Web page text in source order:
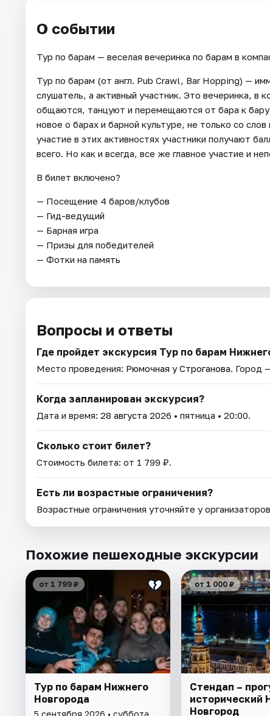
О событии
Тур по барам — веселая вечеринка по барам в
Тур по барам (от англ. Pub Crawl, Bar Hopping) —
слушатель, а активный участник. Это вечеринка, в
общаются, танцуют и перемещаются от бара к
новое о барах и барной культуре, не только со
участие в этих активностях участники получают
всего. Но как и всегда, все же главное участие и
В билет включено?
— Посещение 4 баров/клубов
— Гид-ведущий
— Барная игра
— Призы для победителей
— Фотки на память
Вопросы и ответы
Где пройдет экскурсия Тур по барам
Место проведения: Рюмочная у Строганова. Город
Когда запланирован экскурсия?
Дата и время: 28 августа 2026 • пятница • 20:00.
Сколько стоит билет?
Стоимость билета: от 1 799 ₽.
Есть ли возрастные ограничения?
Возрастные ограничения уточняйте у
Похожие пешеходные экскурсии
от 1 799 ₽
Тур по барам Нижнего
Новгорода
5 сентября 2026 • суббота
от 1 000 ₽
Стендап –
исторический
Новгород